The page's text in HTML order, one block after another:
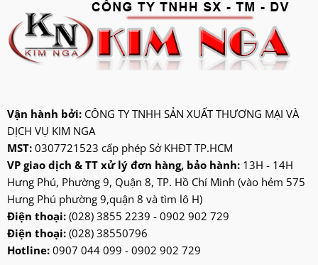
ifan
jatec
jiplai
kangaroo
kangen
kdk
ktp
lifan
Mitsubishi
nanoco
ninosun
Vận hành bởi: CÔNG TY TNHH SẢN XUẤT THƯƠNG MẠI VÀ
DỊCH VỤ KIM NGA
MST: 0307721523 cấp phép Sở KHĐT TP.HCM
VP giao dịch & TT xử lý đơn hàng, bảo hành:13H - 14H
Hưng Phú, Phường 9, Quận 8, TP. Hồ Chí Minh (vào hẻm 575
Hưng Phú phường 9,quận 8 và tìm lô H)
Điện thoại: (028) 3855 2239 - 0902 902 729
Điện thoại: (028) 38550796
Hotline:0907 044 099 - 0902 902 729